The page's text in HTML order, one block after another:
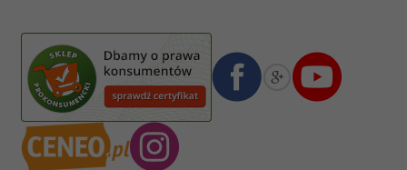
08 1140 2004 0000 3102 4903 0792